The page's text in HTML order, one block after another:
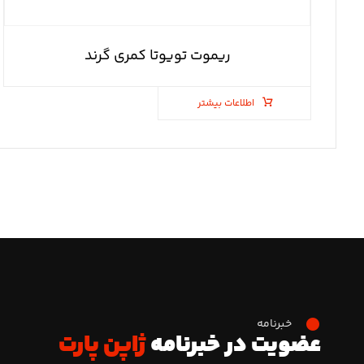
ریموت تویوتا کمری گرند
اطلاعات بیشتر
خبرنامه
عضویت در خبرنامهژاپن پارت